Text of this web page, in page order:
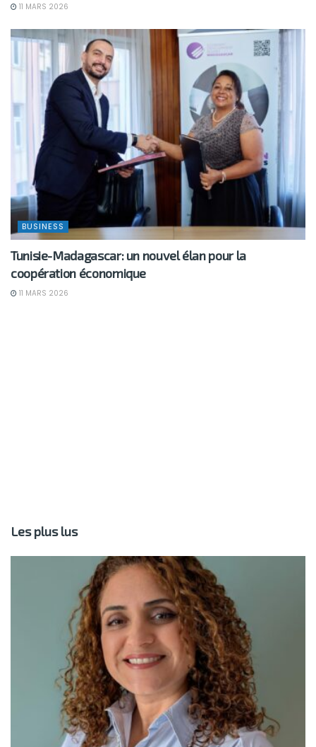
11 MARS 2026
BUSINESS
Tunisie-Madagascar: un nouvel élan pour la
coopération économique
11 MARS 2026
Les plus lus